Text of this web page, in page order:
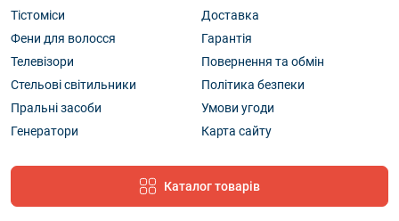
Тістоміси
Фени для волосся
Телевізори
Стельові світильники
Пральні засоби
Генератори
Доставка
Гарантія
Повернення та обмін
Політика безпеки
Умови угоди
Карта сайту
Каталог товарів